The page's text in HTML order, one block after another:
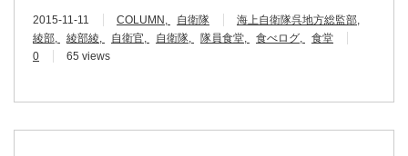
2015-11-11 COLUMN 自衛隊
海上自衛隊呉地方総監部
綾部
綾部綾 自衛官 自衛隊 隊員食堂 食べログ
食堂
0
65 views